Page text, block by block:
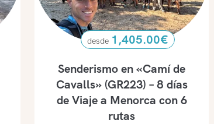
Senderismo en «Camí de
Cavalls» (GR223) – 8 días
de Viaje a Menorca con 6
rutas
1,405.00€